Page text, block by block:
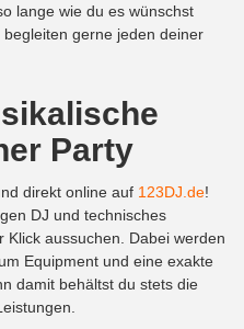
lange wie du es wünschst
gerne jeden deiner
Party
direkt online auf 123DJ.de!
DJ und technisches
aussuchen. Dabei werden
Equipment und eine exakte
damit behältst du stets die